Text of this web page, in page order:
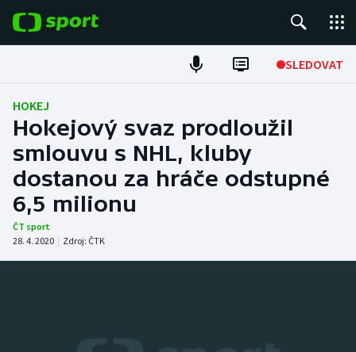
SLEDOVAT
Fotbal
Hokej
Tenis
Atletika
HOKEJ
Hokejový svaz prodloužil
smlouvu s NHL, kluby
dostanou za hráče odstupné
6,5 milionu
ČT sport
28. 4. 2020 | Zdroj: ČTK